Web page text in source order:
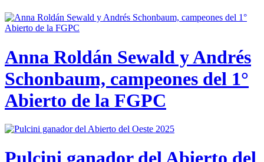
Anna Roldán Sewald y Andrés
Schonbaum, campeones del 1°
Abierto de la FGPC
Pulcini ganador del Abierto del